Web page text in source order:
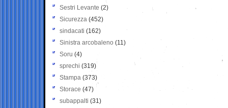
Sestri Levante (2)
Sicurezza (452)
sindacati (162)
Sinistra arcobaleno (11)
Soru (4)
sprechi (319)
Stampa (373)
Storace (47)
subappalti (31)